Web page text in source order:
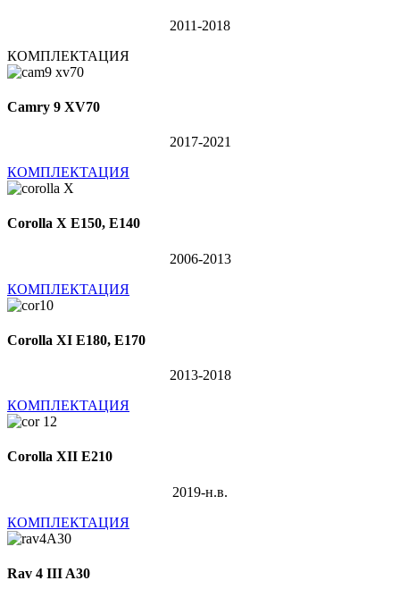
2011-2018
КОМПЛЕКТАЦИЯ
Camry 9 XV70
2017-2021
КОМПЛЕКТАЦИЯ
Corolla X E150, E140
2006-2013
КОМПЛЕКТАЦИЯ
Corolla XI E180, E170
2013-2018
КОМПЛЕКТАЦИЯ
Corolla XII E210
2019-н.в.
КОМПЛЕКТАЦИЯ
Rav 4 III A30